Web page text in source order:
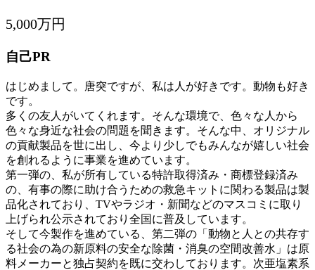
5,000万円
自己PR
はじめまして。唐突ですが、私は人が好きです。動物も好き
です。
多くの友人がいてくれます。そんな環境で、色々な人から
色々な身近な社会の問題を聞きます。そんな中、オリジナル
の貢献製品を世に出し、今より少しでもみんなが嬉しい社会
を創れるように事業を進めています。
第一弾の、私が所有している特許取得済み・商標登録済み
の、有事の際に助け合うための救急キットに関わる製品は製
品化されており、TVやラジオ・新聞などのマスコミに取り
上げられ公示されており全国に普及しています。
そして今製作を進めている、第二弾の「動物と人との共存す
る社会の為の新原料の安全な除菌・消臭の空間改善水」は原
料メーカーと独占契約を既に交わしております。次亜塩素系